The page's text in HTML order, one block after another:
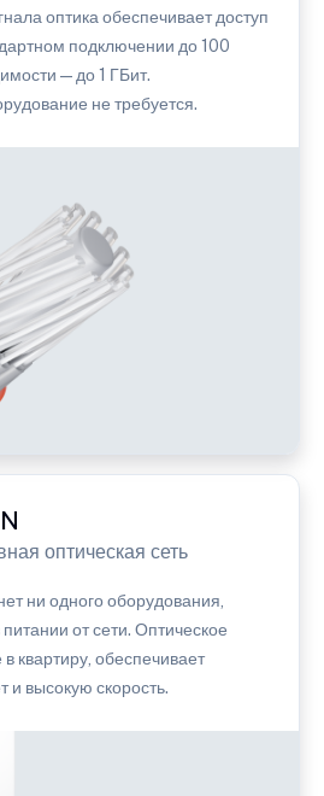
оптика обеспечивает доступ
подключении до 100
— до 1 ГБит.
не требуется.
оптическая сеть
ни одного оборудования,
от сети. Оптическое
квартиру, обеспечивает
и высокую скорость.